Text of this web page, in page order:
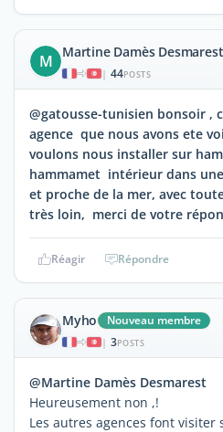
M Martine Damès Desmarest
| 44POSTS
@gatousse-tunisien bonsoir ,
agence que nous avons ete
voulons nous installer sur
hammamet intérieur dans
et proche de la mer, avec
très loin, merci de votre
Réagir Répondre
Myho Nouveau membre
| 3POSTS
@Martine Damès Desmarest
Heureusement non ,!
Les autres agences font visiter